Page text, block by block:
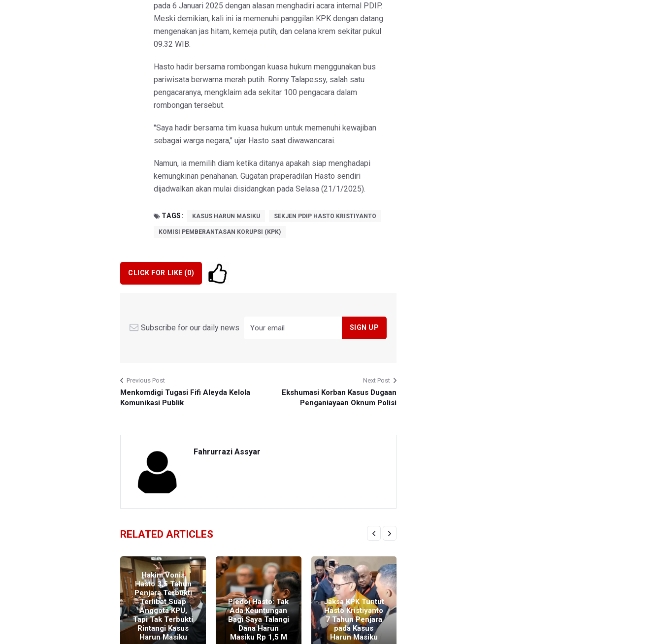
pada 6 Januari 2025 dengan alasan menghadiri acara internal PDIP.
Meski demikian, kali ini ia memenuhi panggilan KPK dengan datang
mengenakan jas hitam, kemeja putih, dan celana krem sekitar pukul
09.32 WIB.
Hasto hadir bersama rombongan kuasa hukum menggunakan bus
pariwisata berwarna merah putih. Ronny Talapessy, salah satu
pengacaranya, mengklaim ada sekitar 100 pengacara dalam
rombongan tersebut.
"Saya hadir bersama tim kuasa hukum untuk memenuhi kewajiban
sebagai warga negara," ujar Hasto saat diwawancarai.
Namun, ia memilih diam ketika ditanya apakah siap menghadapi
kemungkinan penahanan. Gugatan praperadilan Hasto sendiri
dijadwalkan akan mulai disidangkan pada Selasa (21/1/2025).
TAGS: KASUS HARUN MASIKU SEKJEN PDIP HASTO KRISTIYANTO
KOMISI PEMBERANTASAN KORUPSI (KPK)
CLICK FOR LIKE (0)
Subscribe for our daily news
Previous Post
Menkomdigi Tugasi Fifi Aleyda Kelola
Komunikasi Publik
Next Post
Ekshumasi Korban Kasus Dugaan
Penganiayaan Oknum Polisi
Fahrurrazi Assyar
RELATED ARTICLES
Hakim Vonis
Hasto 3,5 Tahun
Penjara Terbukti
Terlibat Suap
Anggota KPU,
Tapi Tak Terbukti
Rintangi Kasus
Harun Masiku
Pledoi Hasto: Tak
Ada Keuntungan
Bagi Saya Talangi
Dana Harun
Masiku Rp 1,5 M
Jaksa KPK Tuntut
Hasto Kristiyanto
7 Tahun Penjara
pada Kasus
Harun Masiku